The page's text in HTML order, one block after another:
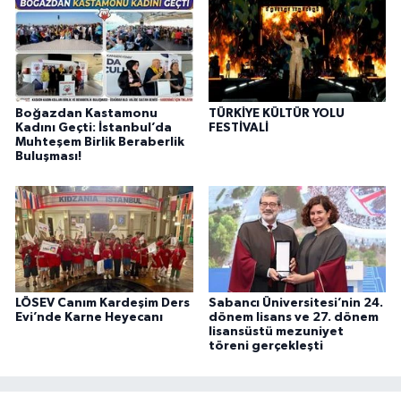
Boğazdan Kastamonu
Kadını Geçti: İstanbul’da
Muhteşem Birlik Beraberlik
Buluşması!
TÜRKİYE KÜLTÜR YOLU
FESTİVALİ
LÖSEV Canım Kardeşim Ders
Evi’nde Karne Heyecanı
Sabancı Üniversitesi’nin 24.
dönem lisans ve 27. dönem
lisansüstü mezuniyet
töreni gerçekleşti